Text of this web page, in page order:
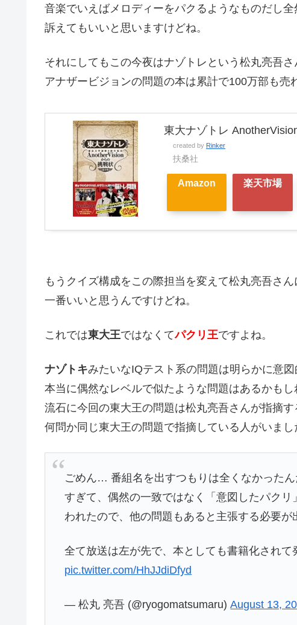
音楽でいえばメロディーをパクるようなものだし全
訴えてもいいと思いますけどね。
それにしてもこの今夜はナゾトレという松丸亮吾さ
アナザービジョンの問題の本は累計で100万部も売
東大ナゾトレ
created by Rinker
扶桑社
Amazon 楽天市場
もうクイズ構成をこの際担当を変えて松丸亮吾さ
一番いいと思うんですけどね。
これでは東大王ではなくてパクリ王ですよね。
ナゾトキみたいなIQテスト系の問題は明らかに意図
本当に偶然なレベルで似たような問題はあるかもし
流石に今回の東大王の問題は松丸亮吾さんが指摘
何問か同じ東大王の問題で指摘している人がいまし
ごめん… 番組名を出すつもりは全くなかった
すぎて、偶然の一致ではなく「意図したパク
われたので、他の問題もあると主張する必要が
全て放送は左が先で、本としても書籍化されて
pic.twitter.com/HhJJdiDfyd
— 松丸 亮吾 (@ryogomatsumaru)August 13,